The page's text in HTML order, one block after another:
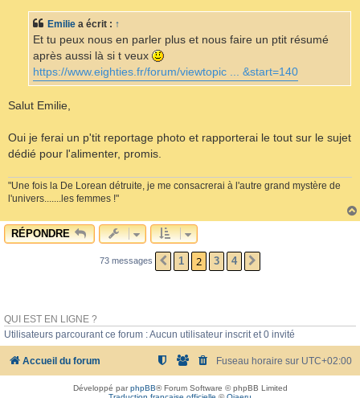
g
e
Emilie a écrit : ↑
Et tu peux nous en parler plus et nous faire un ptit résumé
après aussi là si t veux
https://www.eighties.fr/forum/viewtopic ... &start=140
Salut Emilie,
Oui je ferai un p'tit reportage photo et rapporterai le tout sur le sujet
dédié pour l'alimenter, promis.
"Une fois la De Lorean détruite, je me consacrerai à l'autre grand mystère de
l'univers.......les femmes !"
RÉPONDRE
73 messages PRÉCÉDENT
1 2 3 4
QUI EST EN LIGNE ?
Utilisateurs parcourant ce forum : Aucun utilisateur inscrit et 0 invité
Accueil du forum Fuseau horaire sur UTC+02:00
Développé parphpBB® Forum Software © phpBB Limited